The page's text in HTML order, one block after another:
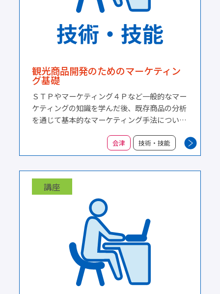
観光商品開発のためのマーケティン
グ基礎
ＳＴＰやマーケティング４Ｐなど一般的なマー
ケティングの知識を学んだ後、既存商品の分析
を通じて基本的なマーケティング手法について
的なマーケティング思考や手法を学びます。
１．マーケティングの基礎 ２．観光商品分析
礎 ４．観光商品分析②（観光地） ５．サー
ビス・マーケティングの基礎 ６．観光商品分
析③（ホスピタリティ産業）
会津 技術・技能
講座